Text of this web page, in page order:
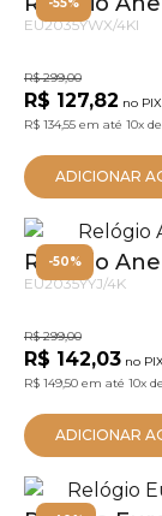
EU2035YWX/4KI
R$ 299,00
R$ 127,82 no PIX
R$ 134,55 em até 10x de
ADICIONAR
-50%
Relógio
EU2035YYJ/4K
R$ 299,00
R$ 142,03 no PIX
R$ 149,50 em até 10x de
ADICIONAR